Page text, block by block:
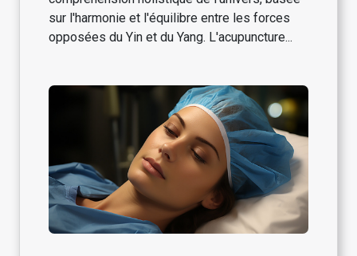
sur l'harmonie et l'équilibre entre les forces
opposées du Yin et du Yang. L'acupuncture...